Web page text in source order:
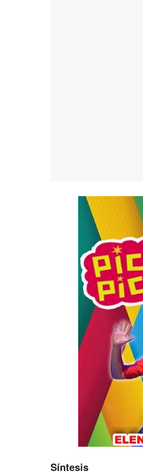
Síntesis